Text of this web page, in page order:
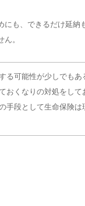
にも、できるだけ延納
。
る可能性が少しでもあ
おくなりの対処をして
手段として生命保険は